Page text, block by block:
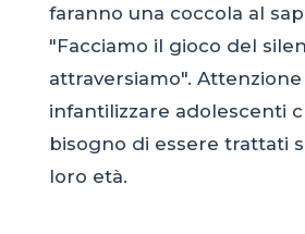
faranno una coccola al
"Facciamo il gioco del
attraversiamo".
infantilizzare adolescenti
bisogno di essere trattati
loro età.